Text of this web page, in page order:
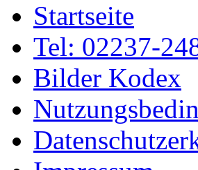
Startseite
Tel: 02237-
Bilder Kodex